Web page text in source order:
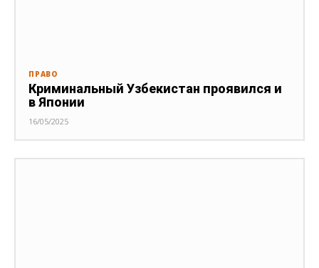
ПРАВО
Криминальный Узбекистан проявился и
в Японии
16/05/2025